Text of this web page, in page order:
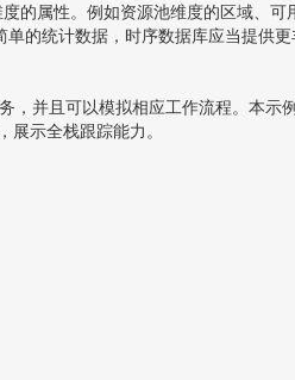
的属性。例如资源池维度的区域、
的统计数据，时序数据库应当提供
，并且可以模拟相应工作流程。本示
示全栈跟踪能力。